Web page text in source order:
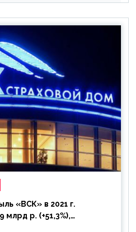
«ВСК» в 2021 г.
млрд р. (+51,3%),